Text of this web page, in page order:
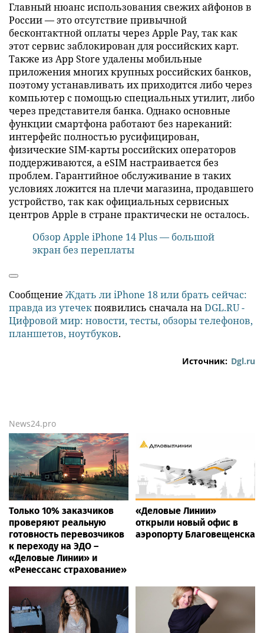
Главный нюанс использования свежих айфонов в
России — это отсутствие привычной
бесконтактной оплаты через Apple Pay, так как
этот сервис заблокирован для российских карт.
Также из App Store удалены мобильные
приложения многих крупных российских банков,
поэтому устанавливать их приходится либо через
компьютер с помощью специальных утилит, либо
через представителя банка. Однако основные
функции смартфона работают без нареканий:
интерфейс полностью русифицирован,
физические SIM-карты российских операторов
поддерживаются, а eSIM настраивается без
проблем. Гарантийное обслуживание в таких
условиях ложится на плечи магазина, продавшего
устройство, так как официальных сервисных
центров Apple в стране практически не осталось.
Обзор Apple iPhone 14 Plus — большой
экран без переплаты
Сообщение Ждать ли iPhone 18 или брать сейчас:
правда из утечекпоявились сначала наDGL.RU -
Цифровой мир: новости, тесты, обзоры телефонов,
планшетов, ноутбуков.
Источник: Dgl.ru
News24.pro
Только 10% заказчиков
проверяют реальную
готовность перевозчиков
к переходу на ЭДО –
«Деловые Линии» и
«Ренессанс страхование»
«Деловые Линии»
открыли новый офис в
аэропорту Благовещенска